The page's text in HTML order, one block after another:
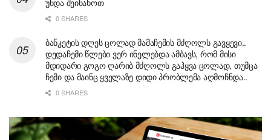
უნდა შეინახოთ
0 SHARES
ბანკეტის დღეს ცოლად მამაჩემის მძღოლს გავყევი..
დედაჩემი წლები ვერ ინელებდა ამბავს, რომ მისი
მდიდარი გოგო ღარიბ მძღოლს გაჰყვა ცოლად, თუმცა
ჩემი და მაინც ყველაზე დიდი პრობლემა აღმოჩნდა..
0 SHARES